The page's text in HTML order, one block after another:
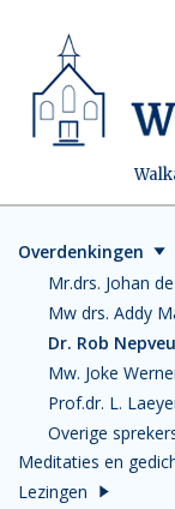
Overdenkingen
Mr.drs. Johan
Mw drs. Addy
Dr. Rob Nepveu
Mw. Joke
Prof.dr. L.
Overige
Meditaties en
Lezingen